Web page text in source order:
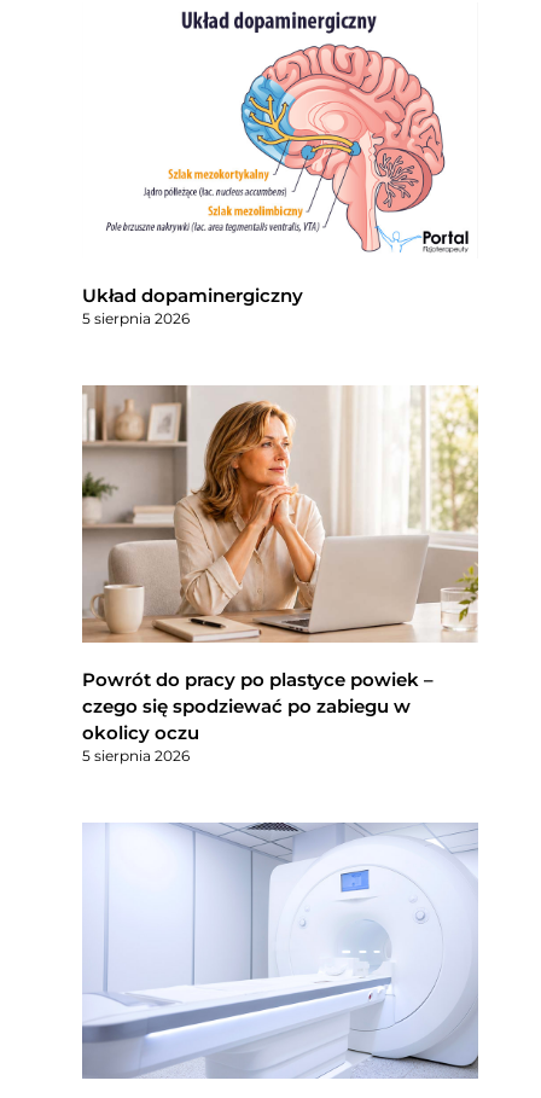
Układ dopaminergiczny
5 sierpnia 2026
Powrót do pracy po plastyce powiek –
czego się spodziewać po zabiegu w
okolicy oczu
5 sierpnia 2026